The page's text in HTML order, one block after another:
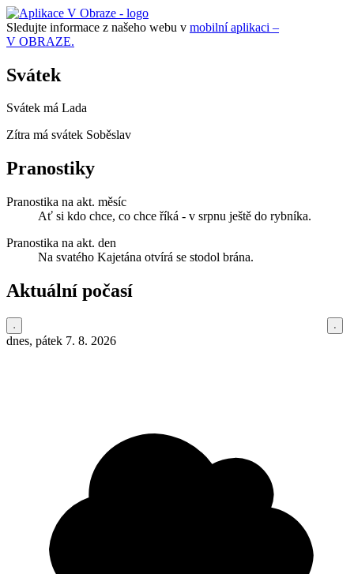
Sledujte informace z našeho webu v mobilní aplikaci –
V OBRAZE.
Svátek
Svátek má Lada
Zítra má svátek Soběslav
Pranostiky
Pranostika na akt. měsíc
Ať si kdo chce, co chce říká - v srpnu ještě do rybníka.
Pranostika na akt. den
Na svatého Kajetána otvírá se stodol brána.
Aktuální počasí
dnes, pátek 7. 8. 2026